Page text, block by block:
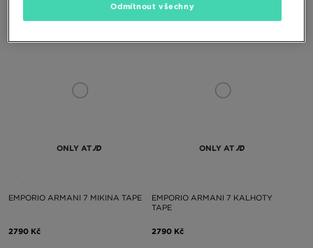
1690 Kč
ONLY AT
EMPORIO ARMANI 7 MIKINA TAPE
2790 Kč
ONLY AT
EMPORIO ARMANI 7 KALHOTY
TAPE
2790 Kč
Odmítnout všechny